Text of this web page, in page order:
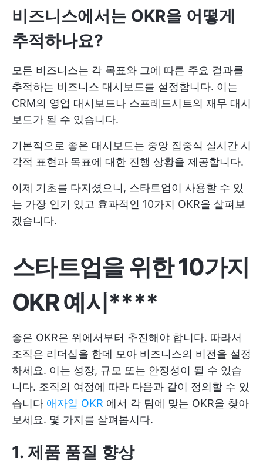
비즈니스에서는 OKR을 어떻게
추적하나요?
모든 비즈니스는 각 목표와 그에 따른 주요 결과를
추적하는 비즈니스 대시보드를 설정합니다. 이는
CRM의 영업 대시보드나 스프레드시트의 재무 대시
보드가 될 수 있습니다.
기본적으로 좋은 대시보드는 중앙 집중식 실시간 시
각적 표현과 목표에 대한 진행 상황을 제공합니다.
이제 기초를 다지셨으니, 스타트업이 사용할 수 있
는 가장 인기 있고 효과적인 10가지 OKR을 살펴보
겠습니다.
스타트업을 위한 10가지
OKR 예시****
좋은 OKR은 위에서부터 추진해야 합니다. 따라서
조직은 리더십을 한데 모아 비즈니스의 비전을 설정
하세요. 이는 성장, 규모 또는 안정성이 될 수 있습
니다. 조직의 여정에 따라 다음과 같이 정의할 수 있
습니다 애자일 OKR 에서 각 팀에 맞는 OKR을 찾아
보세요. 몇 가지를 살펴봅시다.
1. 제품 품질 향상